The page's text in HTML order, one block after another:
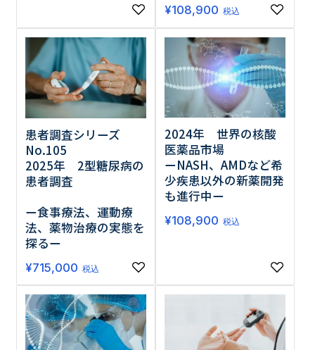
¥108,900 税込
患者調査シリーズ
No.105
2025年 2型糖尿病の
患者調査
ー食事療法、運動療
法、薬物治療の実態を
探るー
¥715,000 税込
2024年 世界の核酸
医薬品市場
ーNASH、AMDなど希
少疾患以外の新薬開発
も進行中ー
¥108,900 税込